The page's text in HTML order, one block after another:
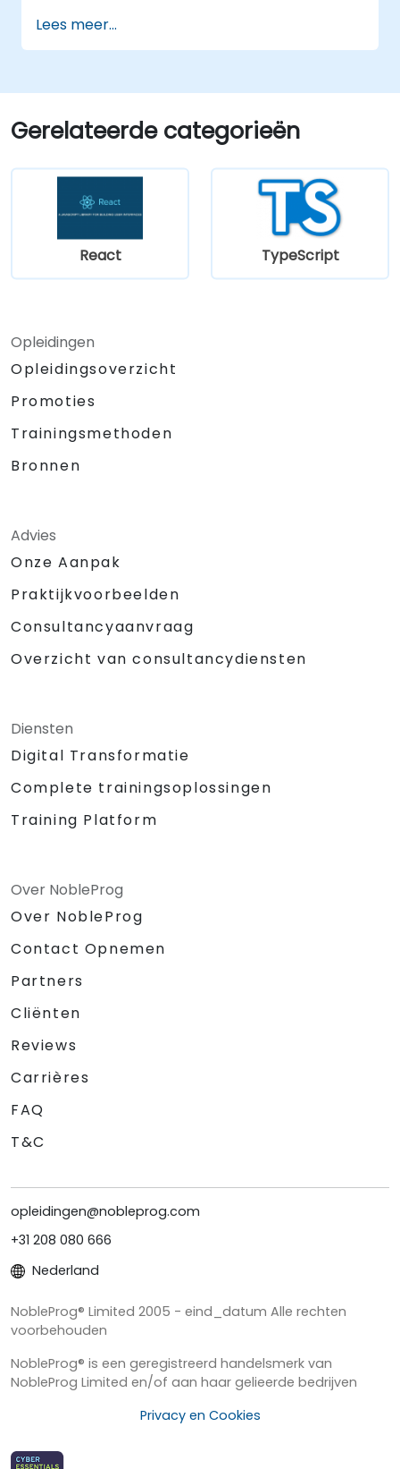
Lees meer...
Gerelateerde categorieën
React TypeScript
Opleidingen
Opleidingsoverzicht
Promoties
Trainingsmethoden
Bronnen
Advies
Onze Aanpak
Praktijkvoorbeelden
Consultancyaanvraag
Overzicht van consultancydiensten
Diensten
Digital Transformatie
Complete trainingsoplossingen
Training Platform
Over NobleProg
Over NobleProg
Contact Opnemen
Partners
Cliënten
Reviews
Carrières
FAQ
T&C
opleidingen@nobleprog.com
+31 208 080 666
Nederland
NobleProg® Limited 2005 - eind_datum Alle rechten
voorbehouden
NobleProg® is een geregistreerd handelsmerk van
NobleProg Limited en/of aan haar gelieerde bedrijven
Privacy en Cookies